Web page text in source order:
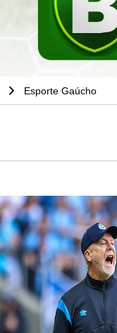
Esporte Gaúcho